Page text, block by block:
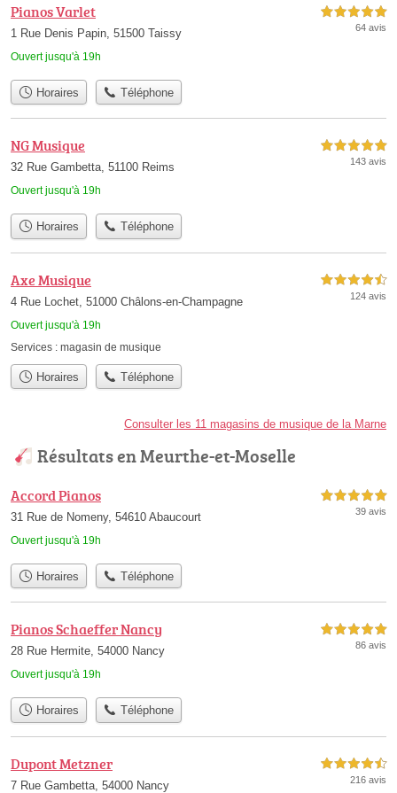
Pianos Varlet
1 Rue Denis Papin, 51500 Taissy
Ouvert jusqu'à 19h
5,0 étoiles sur 5
64 avis
Horaires Téléphone
NG Musique
32 Rue Gambetta, 51100 Reims
Ouvert jusqu'à 19h
5,0 étoiles sur 5
143 avis
Horaires Téléphone
Axe Musique
4 Rue Lochet, 51000 Châlons-en-Champagne
Ouvert jusqu'à 19h
4,5 étoiles sur 5
124 avis
Services : magasin de musique
Horaires Téléphone
Consulter les 11 magasins de musique de la Marne
Résultats en Meurthe-et-Moselle
Accord Pianos
31 Rue de Nomeny, 54610 Abaucourt
Ouvert jusqu'à 19h
5,0 étoiles sur 5
39 avis
Horaires Téléphone
Pianos Schaeffer Nancy
28 Rue Hermite, 54000 Nancy
Ouvert jusqu'à 19h
5,0 étoiles sur 5
86 avis
Horaires Téléphone
Dupont Metzner
7 Rue Gambetta, 54000 Nancy
4,5 étoiles sur 5
216 avis